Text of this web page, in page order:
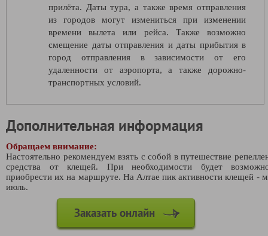
прилёта. Даты тура, а также время отправления
из городов могут измениться при изменении
времени вылета или рейса. Также возможно
смещение даты отправления и даты прибытия в
город отправления в зависимости от его
удаленности от аэропорта, а также дорожно-
транспортных условий.
Дополнительная информация
Обращаем внимание:
Настоятельно рекомендуем взять с собой в путешествие
средства от клещей. При необходимости будет
приобрести их на маршруте. На Алтае пик активности клещей -
июль.
Заказать онлайн